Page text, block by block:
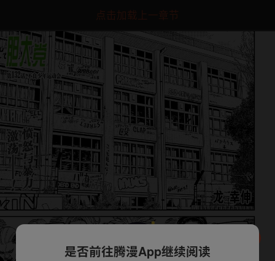
点击加载上一章节
是否前往腾漫App继续阅读